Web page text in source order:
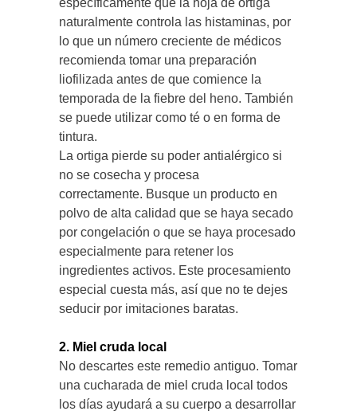
específicamente que la hoja de ortiga
naturalmente controla las histaminas, por
lo que un número creciente de médicos
recomienda tomar una preparación
liofilizada antes de que comience la
temporada de la fiebre del heno. También
se puede utilizar como té o en forma de
tintura.
La ortiga pierde su poder antialérgico si
no se cosecha y procesa
correctamente. Busque un producto en
polvo de alta calidad que se haya secado
por congelación o que se haya procesado
especialmente para retener los
ingredientes activos. Este procesamiento
especial cuesta más, así que no te dejes
seducir por imitaciones baratas.
2. Miel cruda local
No descartes este remedio antiguo. Tomar
una cucharada de miel cruda local todos
los días ayudará a su cuerpo a desarrollar